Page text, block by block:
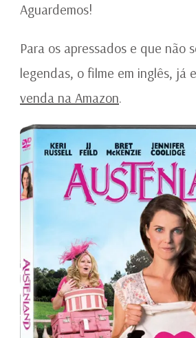
Aguardemos!
Para os apressados e que não
legendas, o filme em inglês, já
venda na Amazon.